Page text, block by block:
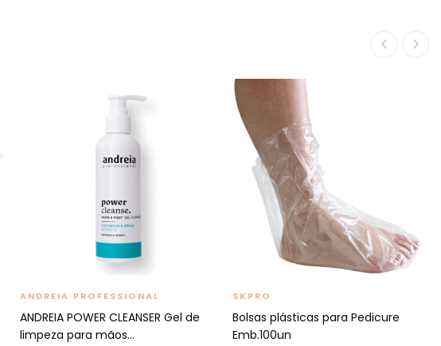
ANDREIA PROFESSIONAL
ANDREIA POWER CLEANSER Gel de
limpeza para mãos...
SKPRO
Bolsas plásticas para Pedicure
Emb.100un